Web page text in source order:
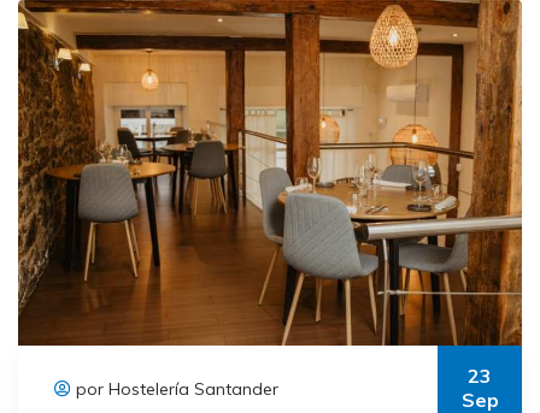
por Hostelería Santander
23
Sep